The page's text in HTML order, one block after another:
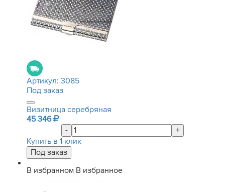
Артикул: 3085
Под заказ
Визитница серебряная
45 346
-
+
Купить в 1 клик
В избранном В избранное